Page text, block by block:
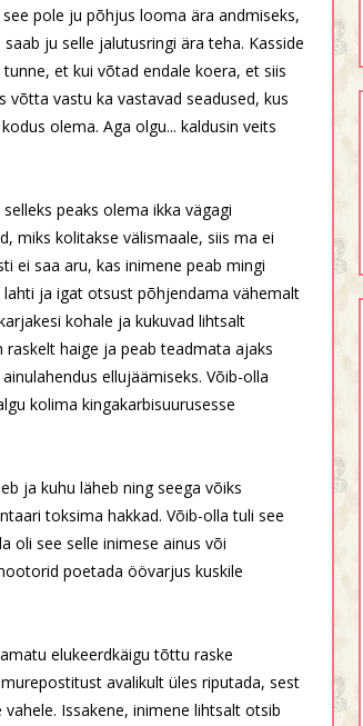
pole ju põhjus looma ära andmiseks,
ju selle jalutusringi ära teha. Kasside
et kui võtad endale koera, et siis
vastu ka vastavad seadused, kus
olema. Aga olgu... kaldusin veits
peaks olema ikka vägagi
miks kolitakse välismaale, siis ma ei
ei saa aru, kas inimene peab mingi
ja igat otsust põhjendama vähemalt
kohale ja kukuvad lihtsalt
haige ja peab teadmata ajaks
ellujäämiseks. Võib-olla
kolima kingakarbisuurusesse
ja kuhu läheb ning seega võiks
toksima hakkad. Võib-olla tuli see
oli see selle inimese ainus või
poetada öövarjus kuskile
elukeerdkäigu tõttu raske
avalikult üles riputada, sest
Issakene, inimene lihtsalt otsib